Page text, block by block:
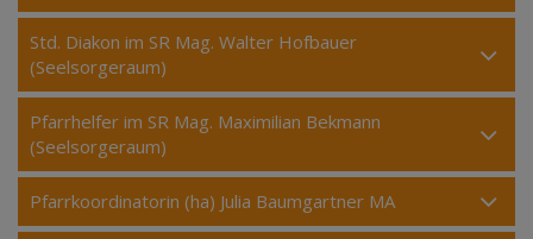
Std. Diakon im SR Mag. Walter Hofbauer
(Seelsorgeraum)
Pfarrhelfer im SR Mag. Maximilian Bekmann
(Seelsorgeraum)
Pfarrkoordinatorin (ha) Julia Baumgartner MA